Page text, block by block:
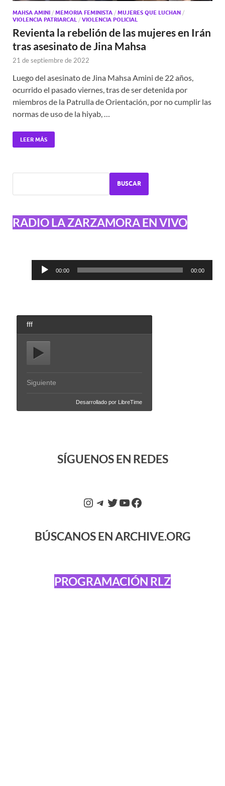
MAHSA AMINI / MEMORIA FEMINISTA / MUJERES QUE LUCHAN /
VIOLENCIA PATRIARCAL / VIOLENCIA POLICIAL
Revienta la rebelión de las mujeres en Irán
tras asesinato de Jina Mahsa
21 de septiembre de 2022
Luego del asesinato de Jina Mahsa Amini de 22 años,
ocurrido el pasado viernes, tras de ser detenida por
miembros de la Patrulla de Orientación, por no cumplir las
normas de uso de la hiyab, …
LEER MÁS
BUSCAR
RADIO LA ZARZAMORA EN VIVO
Reproductor
00:00 00:00
SÍGUENOS EN REDES
BÚSCANOS EN ARCHIVE.ORG
PROGRAMACIÓN RLZ